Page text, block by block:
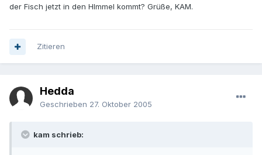
der Fisch jetzt in den HImmel kommt? Grüße, KAM.
Zitieren
Hedda
Geschrieben 27. Oktober 2005
kam schrieb: